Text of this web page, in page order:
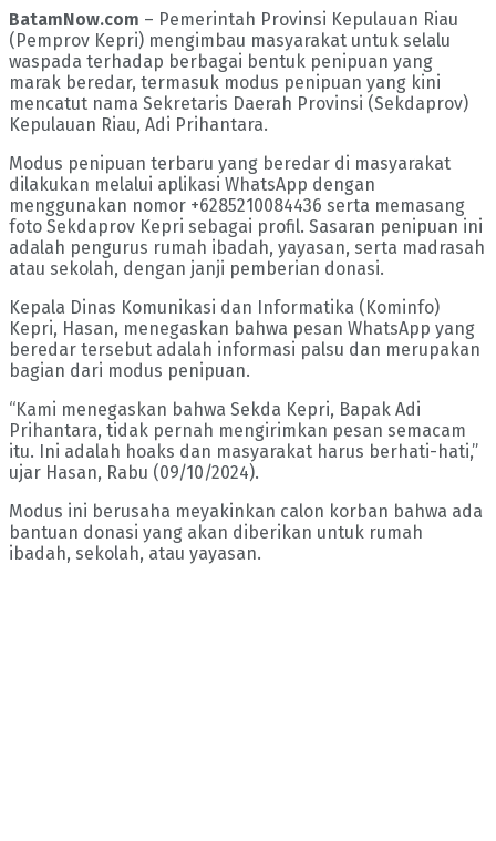
BatamNow.com – Pemerintah Provinsi Kepulauan Riau
(Pemprov Kepri) mengimbau masyarakat untuk selalu
waspada terhadap berbagai bentuk penipuan yang
marak beredar, termasuk modus penipuan yang kini
mencatut nama Sekretaris Daerah Provinsi (Sekdaprov)
Kepulauan Riau, Adi Prihantara.
Modus penipuan terbaru yang beredar di masyarakat
dilakukan melalui aplikasi WhatsApp dengan
menggunakan nomor +6285210084436 serta memasang
foto Sekdaprov Kepri sebagai profil. Sasaran penipuan ini
adalah pengurus rumah ibadah, yayasan, serta madrasah
atau sekolah, dengan janji pemberian donasi.
Kepala Dinas Komunikasi dan Informatika (Kominfo)
Kepri, Hasan, menegaskan bahwa pesan WhatsApp yang
beredar tersebut adalah informasi palsu dan merupakan
bagian dari modus penipuan.
“Kami menegaskan bahwa Sekda Kepri, Bapak Adi
Prihantara, tidak pernah mengirimkan pesan semacam
itu. Ini adalah hoaks dan masyarakat harus berhati-hati,”
ujar Hasan, Rabu (09/10/2024).
Modus ini berusaha meyakinkan calon korban bahwa ada
bantuan donasi yang akan diberikan untuk rumah
ibadah, sekolah, atau yayasan.